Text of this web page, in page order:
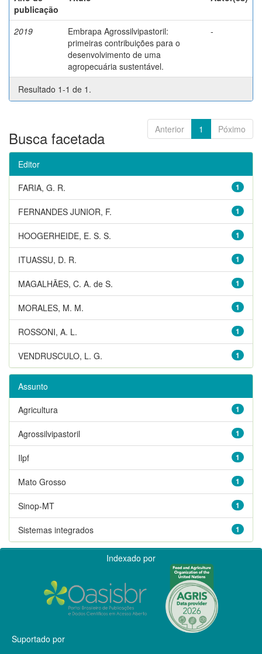
publicação
2019
Embrapa Agrossilvipastoril:
primeiras contribuições para o
desenvolvimento de uma
agropecuária sustentável.
-
Resultado 1-1 de 1.
Anterior 1 Póximo
Busca facetada
Editor
1
FARIA, G. R.
1
FERNANDES JUNIOR, F.
1
HOOGERHEIDE, E. S. S.
1
ITUASSU, D. R.
1
MAGALHÃES, C. A. de S.
1
MORALES, M. M.
1
ROSSONI, A. L.
1
VENDRUSCULO, L. G.
Assunto
1
Agricultura
1
Agrossilvipastoril
1
Ilpf
1
Mato Grosso
1
Sinop-MT
1
Sistemas integrados
Indexado por
Suportado por